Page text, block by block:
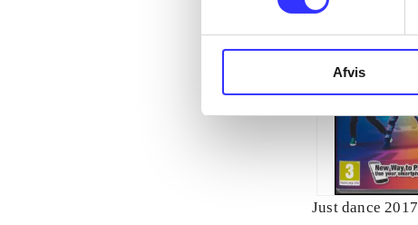
Afvis
Just dance 2017